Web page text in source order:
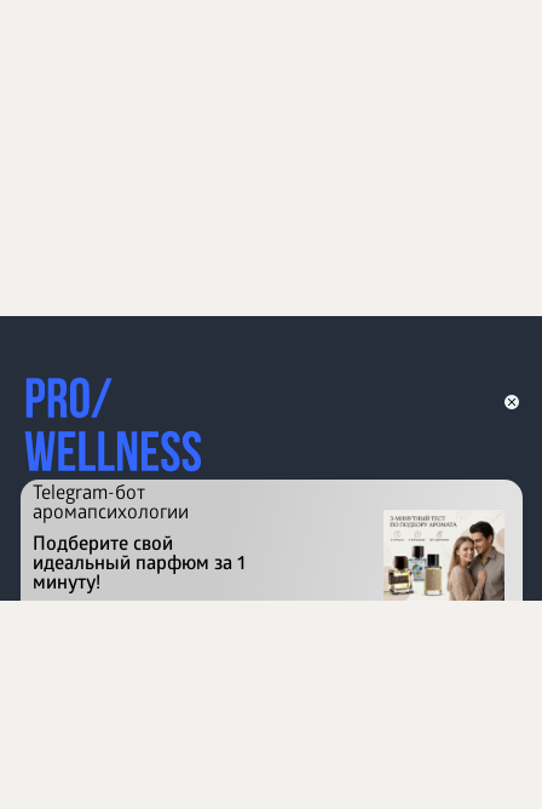
Перейти на сайт
Telegram-бот
аромапсихологии
Подберите свой
идеальный парфюм за 1
минуту!